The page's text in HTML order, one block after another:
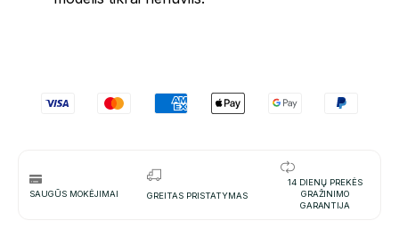
SAUGŪS MOKĖJIMAI GREITAS PRISTATYMAS
14 DIENŲ PREKĖS
GRAŽINIMO
GARANTIJA